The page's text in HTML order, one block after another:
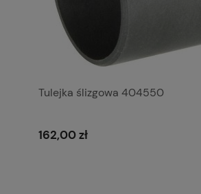
Tulejka ślizgowa 404550
162,00 zł